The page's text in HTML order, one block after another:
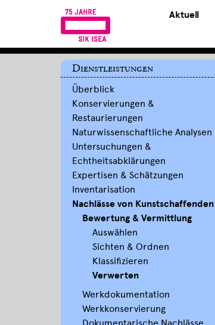
Aktuell
Dienstleistungen
Überblick
Konservierungen &
Restaurierungen
Naturwissenschaftliche Analysen
Untersuchungen &
Echtheitsabklärungen
Expertisen & Schätzungen
Inventarisation
Nachlässe von Kunstschaffenden
Bewertung & Vermittlung
Auswählen
Sichten & Ordnen
Klassifizieren
Verwerten
Werkdokumentation
Werkkonservierung